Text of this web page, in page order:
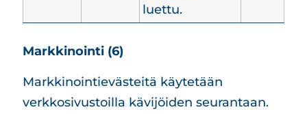
luettu.
Markkinointi (6)
Markkinointievästeitä käytetään
verkkosivustoilla kävijöiden seurantaan.